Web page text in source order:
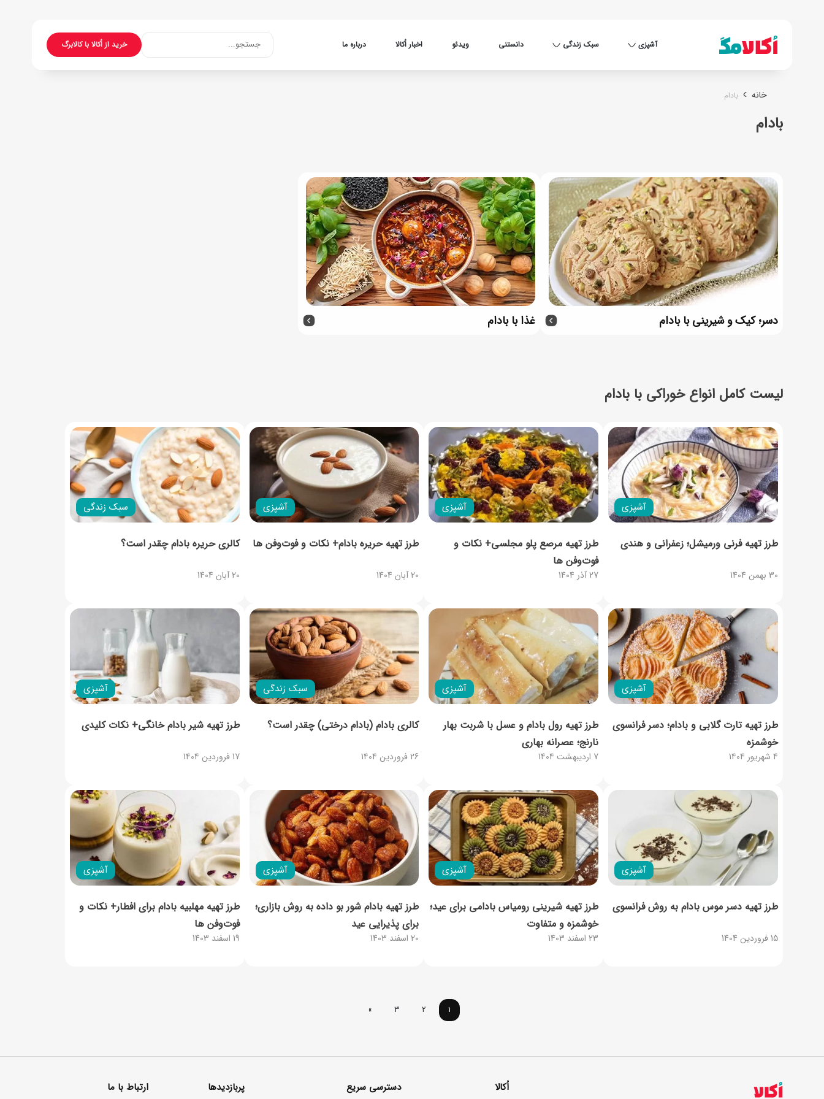
آشپزی سبک زندگی دانستنی ویدئو اخبار اُکالا درباره ما خرید از اُکالا با کالابرگجستجو...
خانه بادام
بادام
دسر؛ کیک و شیرینی با بادام غذا با بادام
لیست کامل انواع خوراکی با بادام
آشپزی
30 بهمن 1404
طرز تهیه فرنی ورمیشل؛ زعفرانی و هندی
آشپزی
27 آذر 1404
طرز تهیه مرصع پلو مجلسی+ نکات و
فوت‌وفن ها
آشپزی
20 آبان 1404
طرز تهیه حریره بادام+ نکات و فوت‌و‌فن ها
سبک زندگی
20 آبان 1404
کالری حریره بادام چقدر است؟
آشپزی
4 شهریور 1404
طرز تهیه تارت گلابی و بادام؛ دسر فرانسوی
خوشمزه
آشپزی
7 اردیبهشت 1404
طرز تهیه رول بادام و عسل با شربت بهار
نارنج؛ عصرانه بهاری
سبک زندگی
26 فروردین 1404
کالری بادام (بادام درختی) چقدر است؟
آشپزی
17 فروردین 1404
طرز تهیه شیر بادام خانگی+ نکات کلیدی
آشپزی
15 فروردین 1404
طرز تهیه دسر موس بادام به روش فرانسوی
آشپزی
23 اسفند 1403
طرز تهیه شیرینی رومیاس بادامی برای عید؛
خوشمزه و متفاوت
آشپزی
20 اسفند 1403
طرز تهیه بادام شور بو داده به روش بازاری؛
برای پذیرایی عید
آشپزی
19 اسفند 1403
طرز تهیه مهلبیه بادام برای افطار+ نکات و
فوت‌وفن‌ ها
1
2
3
»
اُکالا دسترسی سریع پربازدیدها ارتباط با ما